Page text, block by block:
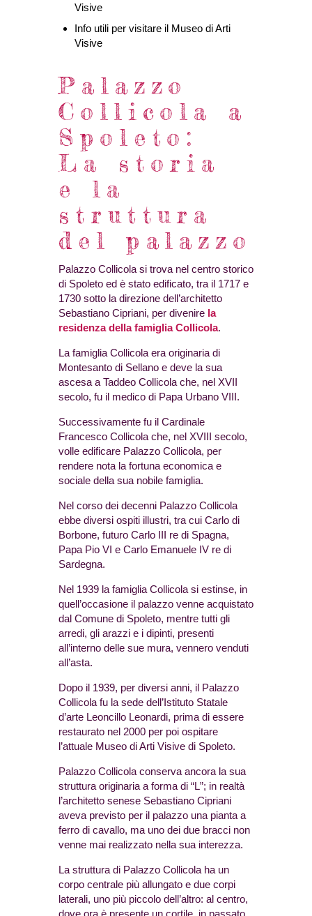
Visive
Info utili per visitare il Museo di Arti
Visive
Palazzo
Collicola a
Spoleto:
La storia
e la
struttura
del palazzo
Palazzo Collicola si trova nel centro storico
di Spoleto ed è stato edificato, tra il 1717 e
1730 sotto la direzione dell’architetto
Sebastiano Cipriani, per divenire la
residenza della famiglia Collicola.
La famiglia Collicola era originaria di
Montesanto di Sellano e deve la sua
ascesa a Taddeo Collicola che, nel XVII
secolo, fu il medico di Papa Urbano VIII.
Successivamente fu il Cardinale
Francesco Collicola che, nel XVIII secolo,
volle edificare Palazzo Collicola, per
rendere nota la fortuna economica e
sociale della sua nobile famiglia.
Nel corso dei decenni Palazzo Collicola
ebbe diversi ospiti illustri, tra cui Carlo di
Borbone, futuro Carlo III re di Spagna,
Papa Pio VI e Carlo Emanuele IV re di
Sardegna.
Nel 1939 la famiglia Collicola si estinse, in
quell’occasione il palazzo venne acquistato
dal Comune di Spoleto, mentre tutti gli
arredi, gli arazzi e i dipinti, presenti
all’interno delle sue mura, vennero venduti
all’asta.
Dopo il 1939, per diversi anni, il Palazzo
Collicola fu la sede dell’Istituto Statale
d’arte Leoncillo Leonardi, prima di essere
restaurato nel 2000 per poi ospitare
l’attuale Museo di Arti Visive di Spoleto.
Palazzo Collicola conserva ancora la sua
struttura originaria a forma di “L”; in realtà
l’architetto senese Sebastiano Cipriani
aveva previsto per il palazzo una pianta a
ferro di cavallo, ma uno dei due bracci non
venne mai realizzato nella sua interezza.
La struttura di Palazzo Collicola ha un
corpo centrale più allungato e due corpi
laterali, uno più piccolo dell’altro: al centro,
dove ora è presente un cortile, in passato